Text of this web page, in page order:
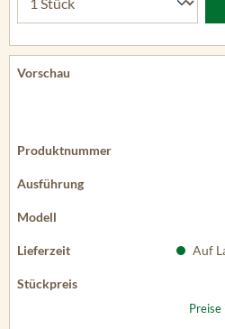
Auf
Preise